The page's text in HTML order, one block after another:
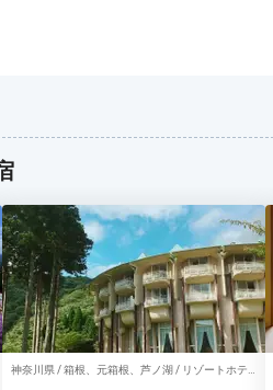
神奈川県 / 箱根、元箱根、芦ノ湖 / リゾートホテ